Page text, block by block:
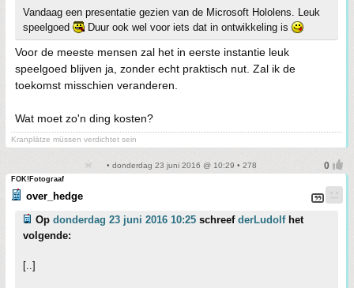
Vandaag een presentatie gezien van de Microsoft Hololens. Leuk
speelgoed
Duur ook wel voor iets dat in ontwikkeling is
Voor de meeste mensen zal het in eerste instantie leuk
speelgoed blijven ja, zonder echt praktisch nut. Zal ik de
toekomst misschien veranderen.
Wat moet zo'n ding kosten?
Kranplätze müssen verdichtet sein
• donderdag 23 juni 2016 @ 10:29 • 278
FOK!Fotograaf
over_hedge
Op donderdag 23 juni 2016 10:25 schreef derLudolfhet
volgende:
[..]